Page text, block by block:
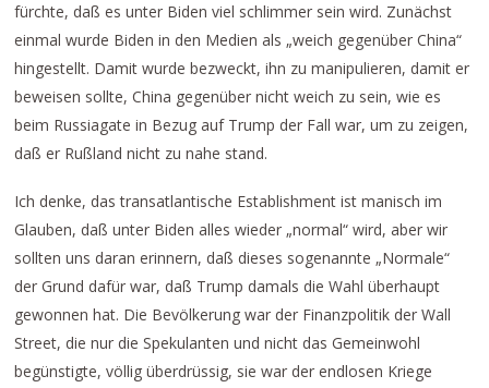
fürchte, daß es unter Biden viel schlimmer sein wird. Zunächst
einmal wurde Biden in den Medien als „weich gegenüber China“
hingestellt. Damit wurde bezweckt, ihn zu manipulieren, damit er
beweisen sollte, China gegenüber nicht weich zu sein, wie es
beim Russiagate in Bezug auf Trump der Fall war, um zu zeigen,
daß er Rußland nicht zu nahe stand.
Ich denke, das transatlantische Establishment ist manisch im
Glauben, daß unter Biden alles wieder „normal“ wird, aber wir
sollten uns daran erinnern, daß dieses sogenannte „Normale“
der Grund dafür war, daß Trump damals die Wahl überhaupt
gewonnen hat. Die Bevölkerung war der Finanzpolitik der Wall
Street, die nur die Spekulanten und nicht das Gemeinwohl
begünstigte, völlig überdrüssig, sie war der endlosen Kriege